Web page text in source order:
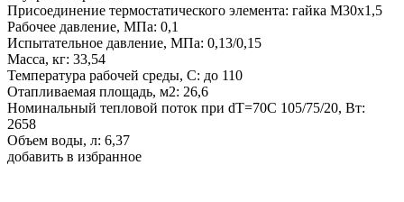
Присоединение термостатического элемента: гайка М30х1,5
Рабочее давление, МПа: 0,1
Испытательное давление, МПа: 0,13/0,15
Масса, кг: 33,54
Температура рабочей среды, С: до 110
Отапливаемая площадь, м2: 26,6
Номинальный тепловой поток при dT=70C 105/75/20, Вт:
2658
Объем воды, л: 6,37
добавить в избранное